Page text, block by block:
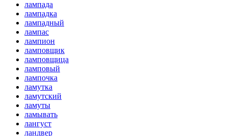
лампада
лампадка
лампадный
лампас
лампион
ламповщик
ламповщица
ламповый
лампочка
ламутка
ламутский
ламуты
ламывать
лангуст
ландвер